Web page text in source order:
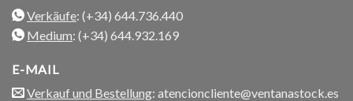
Verkäufe: (+34) 644.736.440
Medium: (+34) 644.932.169
E-MAIL
Verkauf und Bestellung: atencioncliente@ventanastock.es